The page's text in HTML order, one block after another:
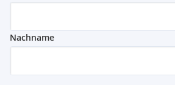
Nachname